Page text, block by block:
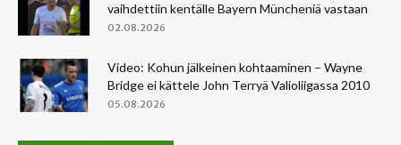
vaihdettiin kentälle Bayern Müncheniä vastaan
02.08.2026
Video: Kohun jälkeinen kohtaaminen – Wayne
Bridge ei kättele John Terryä Valioliigassa 2010
05.08.2026